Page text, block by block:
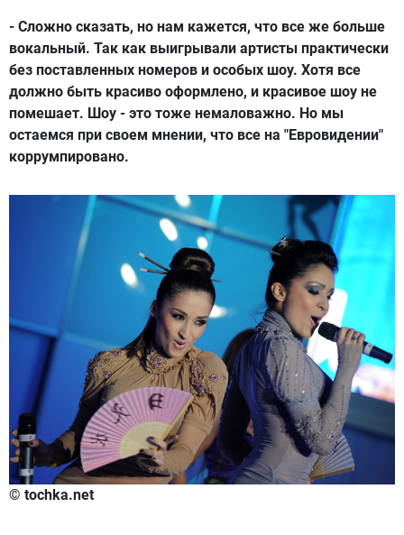
- Сложно сказать, но нам кажется, что все же больше
вокальный. Так как выигрывали артисты практически
без поставленных номеров и особых шоу. Хотя все
должно быть красиво оформлено, и красивое шоу не
помешает. Шоу - это тоже немаловажно. Но мы
остаемся при своем мнении, что все на "Евровидении"
коррумпировано.
© tochka.net